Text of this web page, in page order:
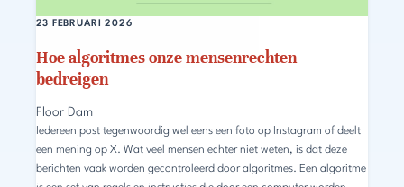
Hoe algoritmes onze mensenrechten
bedreigen
23 FEBRUARI 2026
Floor Dam
Iedereen post tegenwoordig wel eens een foto op Instagram of deelt
een mening op X. Wat veel mensen echter niet weten, is dat deze
berichten vaak worden gecontroleerd door algoritmes. Een algoritme